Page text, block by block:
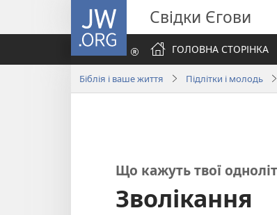
JW.ORG Свідки Єгови
ГОЛОВНА СТОРІНКА
Біблія і ваше життя Підлітки і молодь
Що кажуть твої
Зволікання